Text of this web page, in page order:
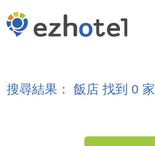
搜尋結果： 飯店 找到 0 家